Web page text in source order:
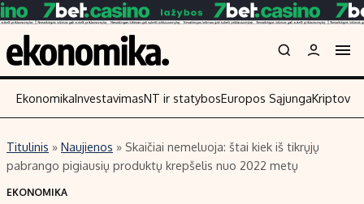
Turinys
Naujienos
Skaitykite
EkonomikaInvestavimasNT ir statybosEuropos Sąjunga
Titulinis » Naujienos » Skaičiai nemeluoja: štai kiek iš tikrųjų
pabrango pigiausių produktų krepšelis nuo 2022 metų
EKONOMIKA